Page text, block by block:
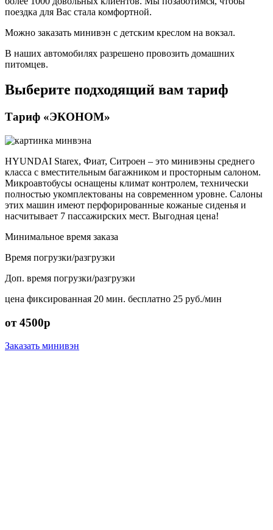
поездка для Вас стала комфортной.
Можно заказать минивэн с детским креслом на вокзал.
В наших автомобилях разрешено провозить домашних
питомцев.
Выберите подходящий вам тариф
Тариф «ЭКОНОМ»
HYUNDAI Starex, Фиат, Ситроен – это минивэны среднего
класса с вместительным багажником и просторным салоном.
Микроавтобусы оснащены климат контролем, технически
полностью укомплектованы на современном уровне. Салоны
этих машин имеют перфорированные кожаные сиденья и
насчитывает 7 пассажирских мест. Выгодная цена!
Минимальное время заказа
Время погрузки/разгрузки
Доп. время погрузки/разгрузки
цена фиксированная 20 мин. бесплатно 25 руб./мин
от 4500р
Заказать минивэн